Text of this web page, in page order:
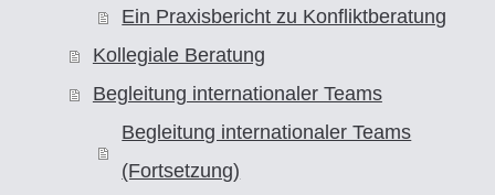
Ein Praxisbericht zu Konfliktberatung
Kollegiale Beratung
Begleitung internationaler Teams
Begleitung internationaler Teams
(Fortsetzung)